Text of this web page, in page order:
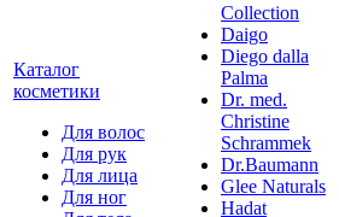
Каталог
косметики
Для волос
Для рук
Для лица
Для ног
Collection
Daigo
Diego dalla
Palma
Dr. med.
Christine
Schrammek
Dr.Baumann
Glee Naturals
Hadat